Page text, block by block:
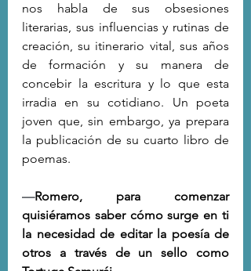
nos habla de sus obsesiones
literarias, sus influencias y rutinas de
creación, su itinerario vital, sus años
de formación y su manera de
concebir la escritura y lo que esta
irradia en su cotidiano. Un poeta
joven que, sin embargo, ya prepara
la publicación de su cuarto libro de
poemas.
—Romero, para comenzar
quisiéramos saber cómo surge en ti
la necesidad de editar la poesía de
otros a través de un sello como